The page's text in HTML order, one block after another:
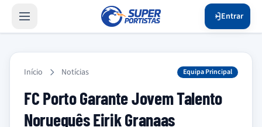
Entrar
Início Notícias Equipa Principal
FC Porto Garante Jovem Talento
Norueguês Eirik Granaas